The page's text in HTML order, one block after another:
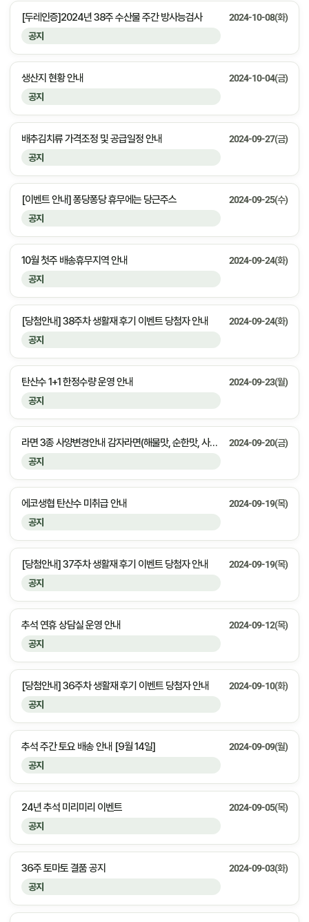
공지
[두레인증]2024년 38주 수산물 주간 방사능검사 2024-10-08(화)
공지
생산지 현황 안내 2024-10-04(금)
공지
배추김치류 가격조정 및 공급일정 안내 2024-09-27(금)
공지
[이벤트 안내] 퐁당퐁당 휴무에는 당근주스 2024-09-25(수)
공지
10월 첫주 배송휴무지역 안내 2024-09-24(화)
공지
[당첨안내] 38주차 생활재 후기 이벤트 당첨자 안내 2024-09-24(화)
공지
탄산수 1+1 한정수량 운영 안내 2024-09-23(월)
공지
라면 3종 사양변경안내 감자라면(해물맛, 순한맛, 사리면) 2024-09-20(금)
공지
에코생협 탄산수 미취급 안내 2024-09-19(목)
공지
[당첨안내] 37주차 생활재 후기 이벤트 당첨자 안내 2024-09-19(목)
공지
추석 연휴 상담실 운영 안내 2024-09-12(목)
공지
[당첨안내] 36주차 생활재 후기 이벤트 당첨자 안내 2024-09-10(화)
공지
추석 주간 토요 배송 안내 [9월 14일] 2024-09-09(월)
공지
24년 추석 미리미리 이벤트 2024-09-05(목)
공지
36주 토마토 결품 공지 2024-09-03(화)